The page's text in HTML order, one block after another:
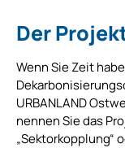
Der
Wenn Sie Zeit
URBANLAND
nennen Sie das
„Sektorkopplung“